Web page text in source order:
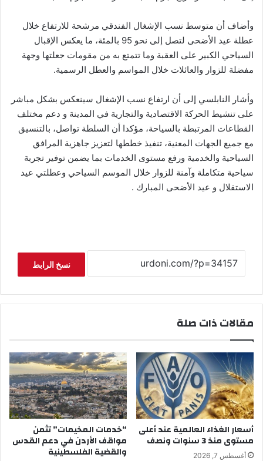
وأضاف أن متوسط نسب الإشغال الفندقي مرشحة للارتفاع خلال
عطلة عيد الأضحى لتصل إلى نحو 95 بالمئة، ما يعكس الإقبال
السياحي الكبير على العقبة وما تتمتع به من مقومات جعلتها وجهة
مفضلة للزوار والعائلات خلال المواسم والعطل الرسمية.
وأشار النابلسي إلى أن ارتفاع نسب الإشغال سينعكس بشكل مباشر
على تنشيط الحركة الاقتصادية والتجارية في المدينة و دعم مختلف
القطاعات المرتبطة بالسياحة، مؤكدا أن السلطة تواصل، بالتنسيق
مع جميع الجهات المعنية، تنفيذ خططها لتعزيز جاهزية المرافق
السياحية والخدمية ورفع مستوى الخدمات بما يضمن توفير تجربة
سياحية متكاملة وآمنة للزوار خلال الموسم السياحي وعطلتي عيد
الاستقلال و عيد الأضحى المبارك .
نسخ الرابط
مقالات ذات صلة
أسعار الغذاء العالمية عند أعلى
مستوى منذ 3 سنوات ونصف
أغسطس 7, 2026
“خدمات المخيمات” تثمن
مواقف الأردن في دعم القدس
والقضية الفلسطينية